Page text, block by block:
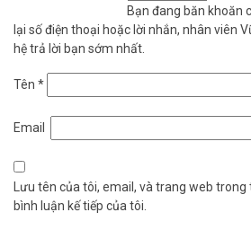
Bạn đang băn khoăn
lại số điện thoại hoặc lời nhắn, nhân viên
hệ trả lời bạn sớm nhất.
Tên *
Email
Lưu tên của tôi, email, và trang web
bình luận kế tiếp của tôi.